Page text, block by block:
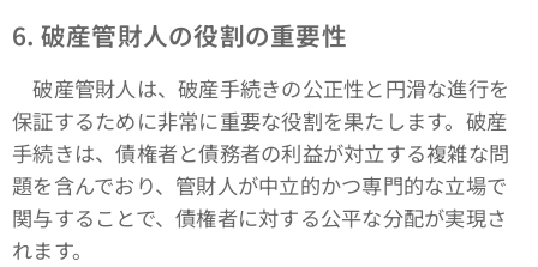
6. 破産管財人の役割の重要性
破産管財人は、破産手続きの公正性と円滑な進行を
保証するために非常に重要な役割を果たします。破産
手続きは、債権者と債務者の利益が対立する複雑な問
題を含んでおり、管財人が中立的かつ専門的な立場で
関与することで、債権者に対する公平な分配が実現さ
れます。